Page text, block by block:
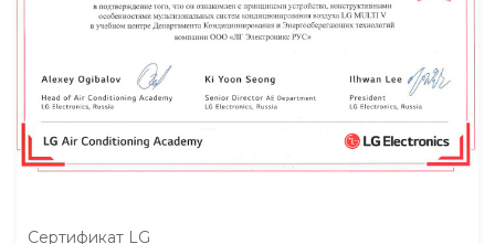
Сертификат LG